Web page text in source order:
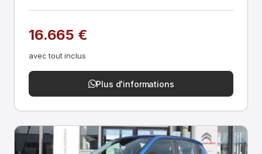
16.665 €
avec tout inclus
Plus d'informations